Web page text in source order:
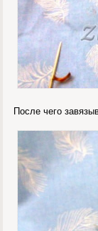
После чего